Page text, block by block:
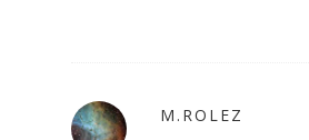
M.ROLEZ